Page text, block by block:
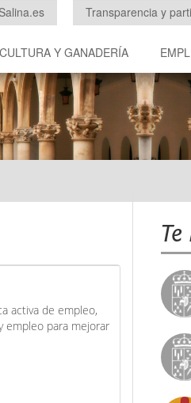
Transparencia y
Y GANADERÍA
activa de empleo,
empleo para mejorar